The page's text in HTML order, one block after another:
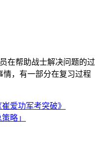
在帮助战士解决问题的过
，有一部分在复习过程
爱功军考突破》
略」